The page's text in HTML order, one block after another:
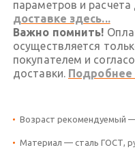
параметров и расчета
доставке здесь...
Важно помнить!
осуществляется
покупателем и
доставки. Подробнее
Возраст рекомендуемый
Материал — сталь ГОСТ,